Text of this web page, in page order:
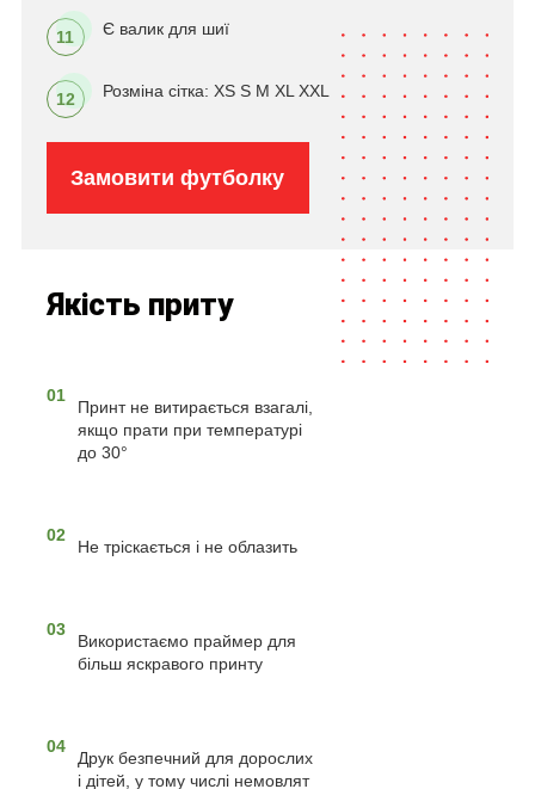
11 Є валик для шиї
12 Розміна сітка: XS S M XL XXL
Замовити футболку
Якість приту
01
Принт не витирається взагалі,
якщо прати при температурі
до 30°
02
Не тріскається і не облазить
03
Використаємо праймер для
більш яскравого принту
04
Друк безпечний для дорослих
і дітей, у тому числі немовлят